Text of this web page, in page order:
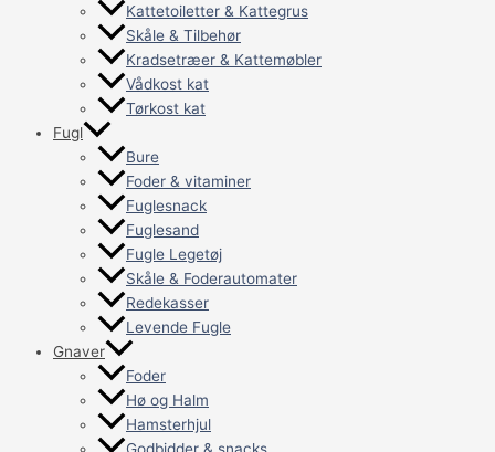
Kattetoiletter & Kattegrus
Skåle & Tilbehør
Kradsetræer & Kattemøbler
Vådkost kat
Tørkost kat
Fugl
Bure
Foder & vitaminer
Fuglesnack
Fuglesand
Fugle Legetøj
Skåle & Foderautomater
Redekasser
Levende Fugle
Gnaver
Foder
Hø og Halm
Hamsterhjul